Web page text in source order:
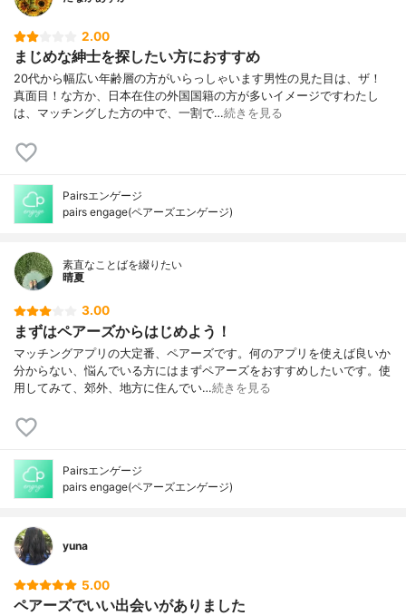
2.00
まじめな紳士を探したい方におすすめ
20代から幅広い年齢層の方がいらっしゃいます男性の見た目は、ザ！
真面目！な方か、日本在住の外国国籍の方が多いイメージですわたし
は、マッチングした方の中で、一割で…続きを見る
Pairsエンゲージ
pairs engage(ペアーズエンゲージ)
素直なことばを綴りたい
晴夏
3.00
まずはペアーズからはじめよう！
マッチングアプリの大定番、ペアーズです。何のアプリを使えば良いか
分からない、悩んでいる方にはまずペアーズをおすすめしたいです。使
用してみて、郊外、地方に住んでい…続きを見る
Pairsエンゲージ
pairs engage(ペアーズエンゲージ)
yuna
5.00
ペアーズでいい出会いがありました